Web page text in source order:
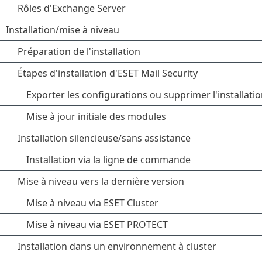
Rôles d'Exchange Server
Installation/mise à niveau
Préparation de l'installation
Étapes d'installation d'ESET Mail Security
Exporter les configurations ou supprimer
Mise à jour initiale des modules
Installation silencieuse/sans assistance
Installation via la ligne de commande
Mise à niveau vers la dernière version
Mise à niveau via ESET Cluster
Mise à niveau via ESET PROTECT
Installation dans un environnement à cluster